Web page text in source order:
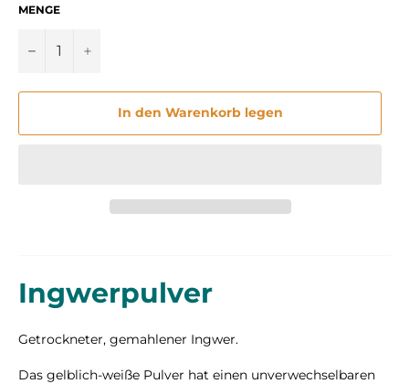
MENGE
− +
In den Warenkorb legen
Ingwerpulver
Getrockneter, gemahlener Ingwer.
Das gelblich-weiße Pulver hat einen unverwechselbaren